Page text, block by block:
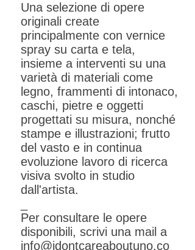
Una selezione di opere
originali create
principalmente con vernice
spray su carta e tela,
insieme a interventi su una
varietà di materiali come
legno, frammenti di intonaco,
caschi, pietre e oggetti
progettati su misura, nonché
stampe e illustrazioni; frutto
del vasto e in continua
evoluzione lavoro di ricerca
visiva svolto in studio
dall'artista.
Per consultare le opere
disponibili, scrivi una mail a
info@idontcareaboutuno.co